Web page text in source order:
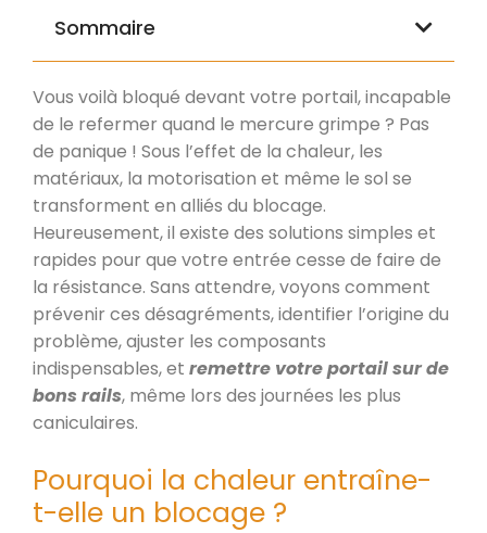
Sommaire
Vous voilà bloqué devant votre portail, incapable
de le refermer quand le mercure grimpe ? Pas
de panique ! Sous l’effet de la chaleur, les
matériaux, la motorisation et même le sol se
transforment en alliés du blocage.
Heureusement, il existe des solutions simples et
rapides pour que votre entrée cesse de faire de
la résistance. Sans attendre, voyons comment
prévenir ces désagréments, identifier l’origine du
problème, ajuster les composants
indispensables, et remettre votre portail sur de
bons rails, même lors des journées les plus
caniculaires.
Pourquoi la chaleur entraîne-
t-elle un blocage ?